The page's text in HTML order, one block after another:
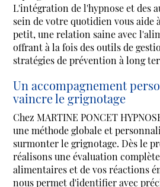
L'intégration de l'hypnose et des
sein de votre quotidien vous aide
petit, une relation saine avec
offrant à la fois des outils de
stratégies de prévention à long
Un accompagnement
vaincre le grignotage
Chez MARTINE PONCET
une méthode globale et
surmonter le grignotage. Dès le
réalisons une évaluation
alimentaires et de vos réactions
nous permet d'identifier avec